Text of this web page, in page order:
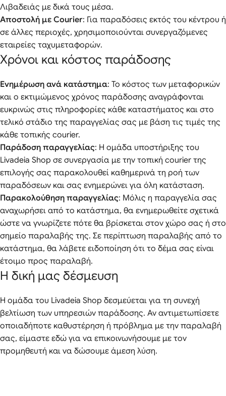
Λιβαδειάς με δικά τους μέσα.
Αποστολή με Courier: Για παραδόσεις εκτός του κέντρου ή
σε άλλες περιοχές, χρησιμοποιούνται συνεργαζόμενες
εταιρείες ταχυμεταφορών.
Χρόνοι και κόστος παράδοσης
Ενημέρωση ανά κατάστημα: Το κόστος των μεταφορικών
και ο εκτιμώμενος χρόνος παράδοσης αναγράφονται
ευκρινώς στις πληροφορίες κάθε καταστήματος και στο
τελικό στάδιο της παραγγελίας σας με βάση τις τιμές της
κάθε τοπικής courier.
Παράδοση παραγγελίας: Η ομάδα υποστήριξης του
Livadeia Shop σε συνεργασία με την τοπική courier της
επιλογής σας παρακολουθεί καθημερινά τη ροή των
παραδόσεων και σας ενημερώνει για όλη κατάσταση.
Παρακολούθηση παραγγελίας: Μόλις η παραγγελία σας
αναχωρήσει από το κατάστημα, θα ενημερωθείτε σχετικά
ώστε να γνωρίζετε πότε θα βρίσκεται στον χώρο σας ή στο
σημείο παραλαβής της. Σε περίπτωση παραλαβής από το
κατάστημα, θα λάβετε ειδοποίηση ότι το δέμα σας είναι
έτοιμο προς παραλαβή.
Η δική μας δέσμευση
Η ομάδα του Livadeia Shop δεσμεύεται για τη συνεχή
βελτίωση των υπηρεσιών παράδοσης. Αν αντιμετωπίσετε
οποιαδήποτε καθυστέρηση ή πρόβλημα με την παραλαβή
σας, είμαστε εδώ για να επικοινωνήσουμε με τον
προμηθευτή και να δώσουμε άμεση λύση.